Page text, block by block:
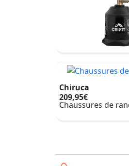
Chiruca
209,95€
Chaussures de